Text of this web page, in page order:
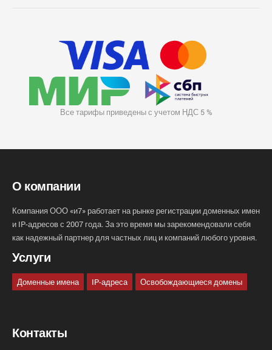
Все тарифы приведены с учетом НДС 5 %
О компании
Компания ООО «и7» работает на рынке регистрации доменных имен
и IP-адресов с 2007 года. За это время мы зарекомендовали себя
как надежный партнер для частных лиц и компаний любого уровня.
Услуги
Доменные имена IP-адреса Освобождающиеся домены
Контакты